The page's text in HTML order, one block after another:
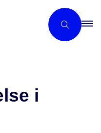
i